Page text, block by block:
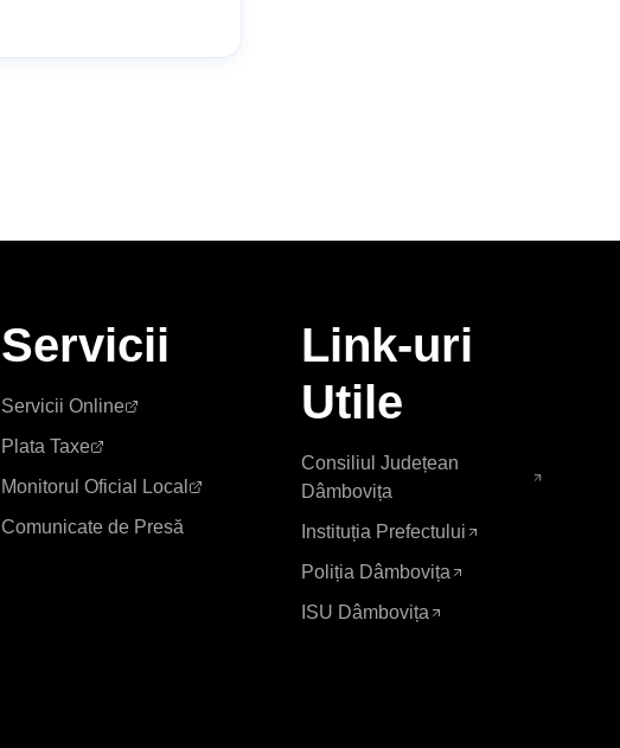
Servicii
Servicii Online
Plata Taxe
Monitorul Oficial Local
Comunicate de Presă
Link-uri
Utile
Consiliul Județean
Dâmbovița
Instituția Prefectului
Poliția Dâmbovița
ISU Dâmbovița